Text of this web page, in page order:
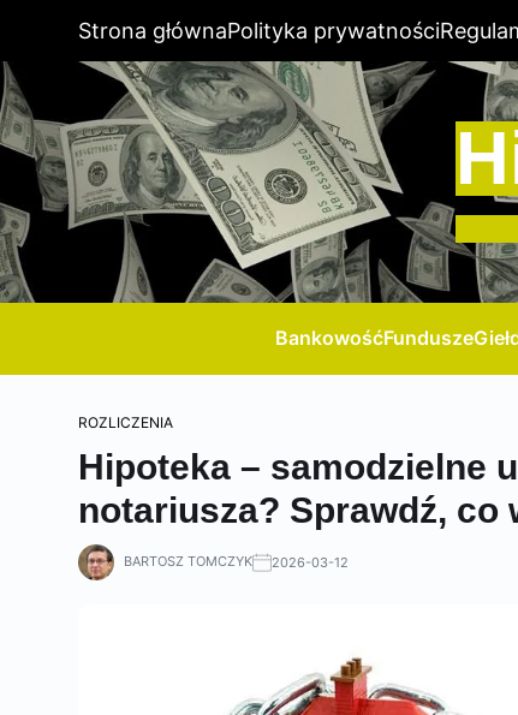
Strona głównaPolityka prywatności
BankowośćFundusze
ROZLICZENIA
Hipoteka – samodzielne
notariusza? Sprawdź, co
BARTOSZ TOMCZYK 2026-03-12